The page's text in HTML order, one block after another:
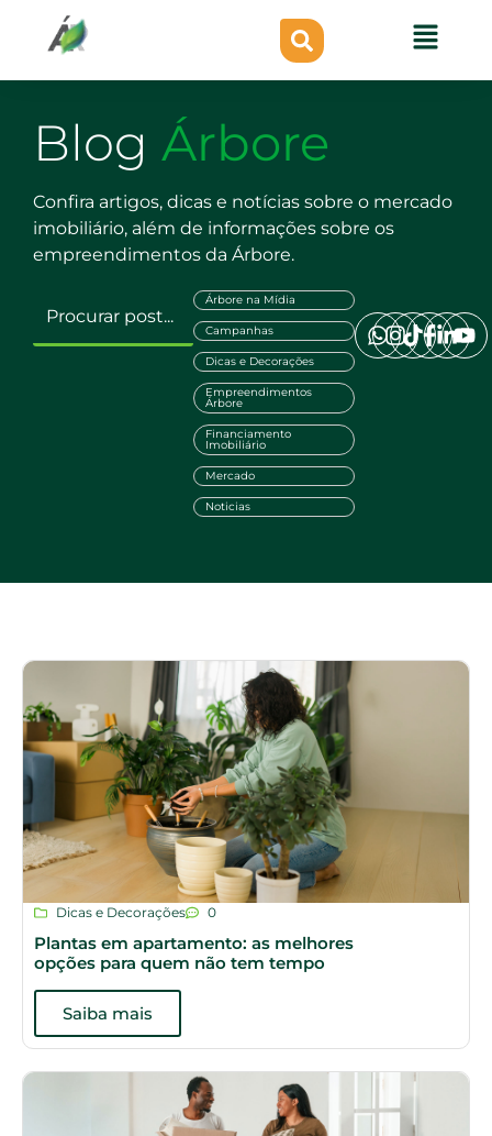
Blog Árbore
Confira artigos, dicas e notícias sobre o mercado
imobiliário, além de informações sobre os
empreendimentos da Árbore.
Árbore na Mídia
Campanhas
Dicas e Decorações
Empreendimentos
Árbore
Financiamento
Imobiliário
Mercado
Noticias
Dicas e Decorações 0
Plantas em apartamento: as melhores
opções para quem não tem tempo
Saiba mais